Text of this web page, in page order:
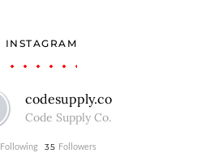
INSTAGRAM
codesupply.co
Code Supply Co.
Following 35 Followers